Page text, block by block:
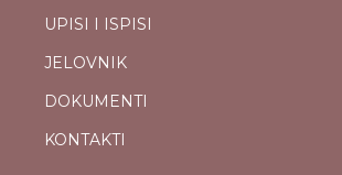
UPISI I ISPISI
JELOVNIK
DOKUMENTI
KONTAKTI